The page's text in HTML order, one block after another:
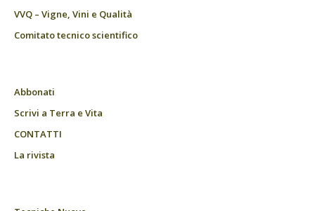
VVQ – Vigne, Vini e Qualità
Comitato tecnico scientifico
Abbonati
Scrivi a Terra e Vita
CONTATTI
La rivista